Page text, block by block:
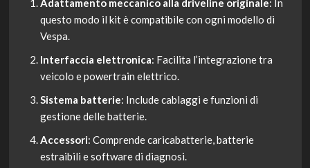
Adattamento meccanico alla driveline originale: In
questo modo il kit è compatibile con ogni modello di
Vespa.
Interfaccia elettronica: Facilita l’integrazione tra
veicolo e powertrain elettrico.
Sistema batterie: Include cablaggi e funzioni di
gestione delle batterie.
Accessori: Comprende caricabatterie, batterie
estraibili e software di diagnosi.